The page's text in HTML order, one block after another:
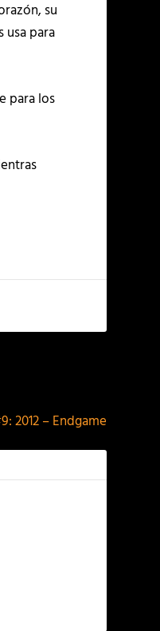
su
usa para
para los
2012 – Endgame